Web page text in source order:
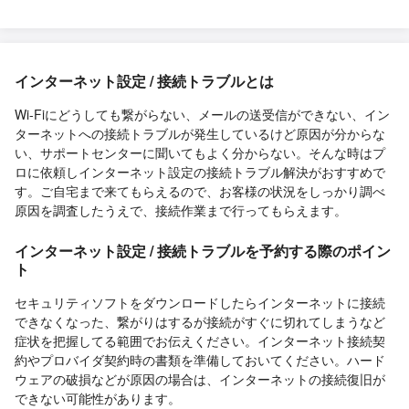
インターネット設定 / 接続トラブルとは
Wi-Fiにどうしても繋がらない、メールの送受信ができない、イン
ターネットへの接続トラブルが発生しているけど原因が分からな
い、サポートセンターに聞いてもよく分からない。そんな時はプ
ロに依頼しインターネット設定の接続トラブル解決がおすすめで
す。ご自宅まで来てもらえるので、お客様の状況をしっかり調べ
原因を調査したうえで、接続作業まで行ってもらえます。
インターネット設定 / 接続トラブルを予約する際のポイン
ト
セキュリティソフトをダウンロードしたらインターネットに接続
できなくなった、繋がりはするが接続がすぐに切れてしまうなど
症状を把握してる範囲でお伝えください。インターネット接続契
約やプロバイダ契約時の書類を準備しておいてください。ハード
ウェアの破損などが原因の場合は、インターネットの接続復旧が
できない可能性があります。